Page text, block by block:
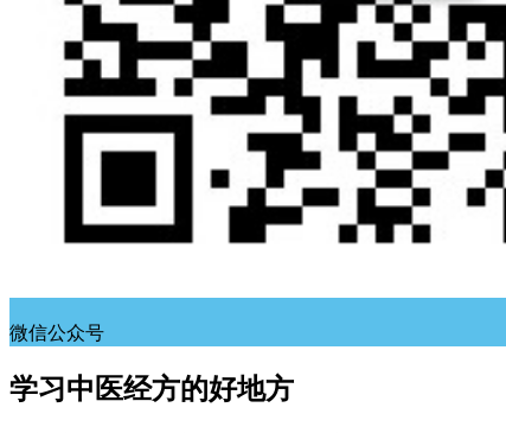
微信公众号
学习中医经方的好地方